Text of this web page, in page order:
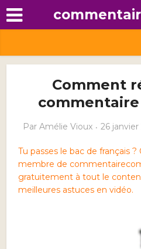
Comment
Par Amélie Vioux 26 janvier
Tu passes le bac de français
membre de
gratuitement à tout le
meilleures astuces en vidéo.